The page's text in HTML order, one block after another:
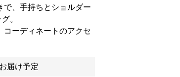
で、手持ちとショルダー
。
コーディネートのアクセ
届け予定